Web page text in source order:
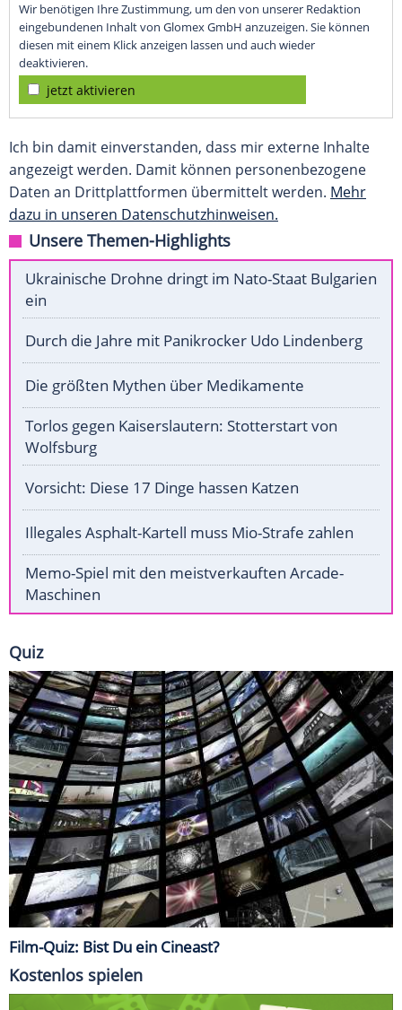
Wir benötigen Ihre Zustimmung, um den von unserer Redaktion
eingebundenen Inhalt von Glomex GmbH anzuzeigen. Sie können
diesen mit einem Klick anzeigen lassen und auch wieder
deaktivieren.
jetzt aktivieren
Ich bin damit einverstanden, dass mir externe Inhalte
angezeigt werden. Damit können personenbezogene
Daten an Drittplattformen übermittelt werden. Mehr
dazu in unseren Datenschutzhinweisen.
Unsere Themen-Highlights
Ukrainische Drohne dringt im Nato-Staat Bulgarien
ein
Durch die Jahre mit Panikrocker Udo Lindenberg
Die größten Mythen über Medikamente
Torlos gegen Kaiserslautern: Stotterstart von
Wolfsburg
Vorsicht: Diese 17 Dinge hassen Katzen
Illegales Asphalt-Kartell muss Mio-Strafe zahlen
Memo-Spiel mit den meistverkauften Arcade-
Maschinen
Quiz
Film-Quiz: Bist Du ein Cineast?
Kostenlos spielen